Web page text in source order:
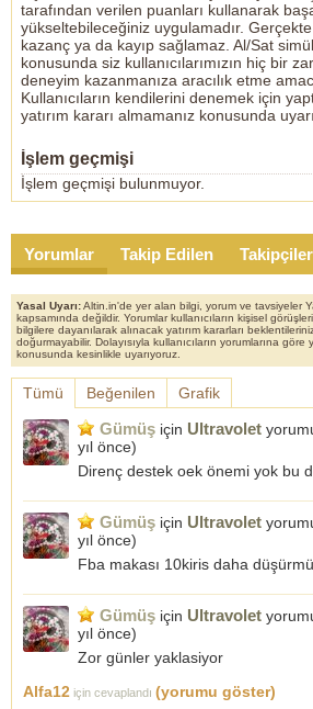
tarafından verilen puanları kullanarak
yükseltebileceğiniz uygulamadır.
kazanç ya da kayıp sağlamaz. Al/Sat
konusunda siz kullanıcılarımızın hiç bir
deneyim kazanmanıza aracılık etme
Kullanıcıların kendilerini denemek için
yatırım kararı almamanız konusunda
İşlem geçmişi
İşlem geçmişi bulunmuyor.
Yorumlar Takip Edilen Takipçiler
Yasal Uyarı:Altin.in'de yer alan bilgi, yorum ve tavsiyeler
kapsamında değildir. Yorumlar kullanıcıların kişisel
bilgilere dayanılarak alınacak yatırım kararları
doğurmayabilir. Dolayısıyla kullanıcıların yorumlarına göre
konusunda kesinlikle uyarıyoruz.
Tümü Beğenilen Grafik
Gümüş için Ultravolet
yıl önce)
Direnç destek oek önemi yok bu
Gümüş için Ultravolet
yıl önce)
Fba makası 10kiris daha
Gümüş için Ultravolet
yıl önce)
Zor günler yaklasiyor
Alfa12 için cevaplandı (yorumu göster)